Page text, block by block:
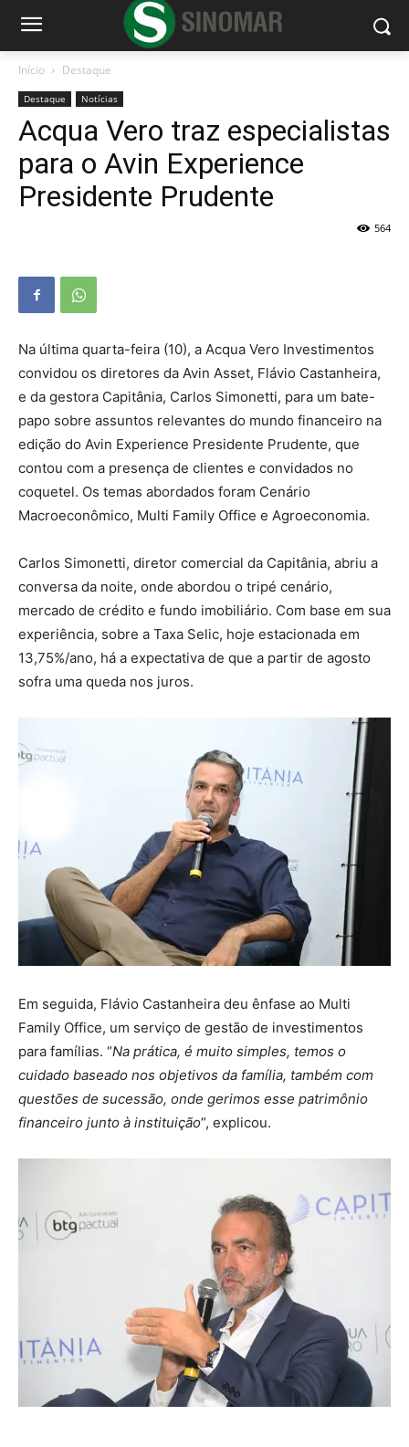
Início Destaque
Destaque Notícias
Acqua Vero traz especialistas
para o Avin Experience
Presidente Prudente
564
Na última quarta-feira (10), a Acqua Vero Investimentos
convidou os diretores da Avin Asset, Flávio Castanheira,
e da gestora Capitânia, Carlos Simonetti, para um bate-
papo sobre assuntos relevantes do mundo financeiro na
edição do Avin Experience Presidente Prudente, que
contou com a presença de clientes e convidados no
coquetel. Os temas abordados foram Cenário
Macroeconômico, Multi Family Office e Agroeconomia.
Carlos Simonetti, diretor comercial da Capitânia, abriu a
conversa da noite, onde abordou o tripé cenário,
mercado de crédito e fundo imobiliário. Com base em sua
experiência, sobre a Taxa Selic, hoje estacionada em
13,75%/ano, há a expectativa de que a partir de agosto
sofra uma queda nos juros.
Em seguida, Flávio Castanheira deu ênfase ao Multi
Family Office, um serviço de gestão de investimentos
para famílias. “Na prática, é muito simples, temos o
cuidado baseado nos objetivos da família, também com
questões de sucessão, onde gerimos esse patrimônio
financeiro junto à instituição”, explicou.